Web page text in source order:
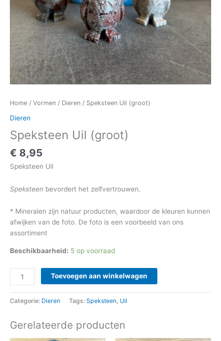
Home / Vormen / Dieren / Speksteen Uil (groot)
Dieren
Speksteen Uil (groot)
€ 8,95
Speksteen Uil
Speksteen bevordert het zelfvertrouwen.
* Mineralen zijn natuur producten, waardoor de kleuren kunnen
afwijken van de foto. De foto is een voorbeeld van ons
assortiment
Beschikbaarheid: 5 op voorraad
Toevoegen aan winkelwagen
Categorie: Dieren Tags: Speksteen Uil
Gerelateerde producten